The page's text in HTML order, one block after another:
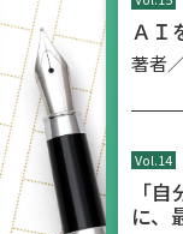
ＡＩ
著者
Vol.14
「
に、